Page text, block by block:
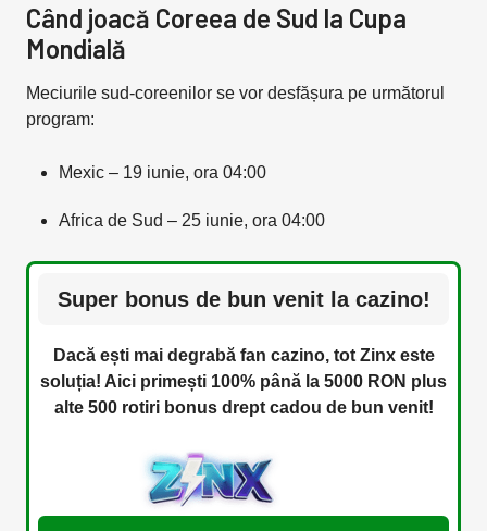
Când joacă Coreea de Sud la Cupa
Mondială
Meciurile sud-coreenilor se vor desfășura pe următorul
program:
Mexic – 19 iunie, ora 04:00
Africa de Sud – 25 iunie, ora 04:00
Super bonus de bun venit la cazino!
Dacă ești mai degrabă fan cazino, tot Zinx este
soluția! Aici primești 100% până la 5000 RON plus
alte 500 rotiri bonus drept cadou de bun venit!